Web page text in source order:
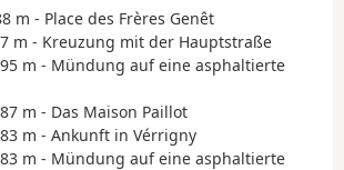
m - Place des Frères Genêt
m - Kreuzung mit der Hauptstraße
m - Mündung auf eine asphaltierte
m - Das Maison Paillot
m - Ankunft in Vérrigny
m - Mündung auf eine asphaltierte